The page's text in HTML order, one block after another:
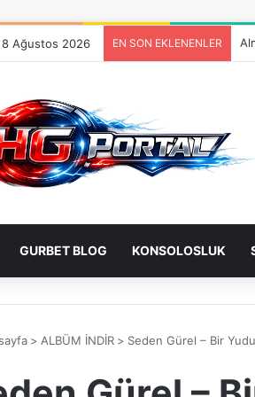
Ağustos 2026 EN SON EKLENENLER
GURBET BLOG KONSOLOSLUK
> ALBÜM İNDİR > Seden Gürel – Bir